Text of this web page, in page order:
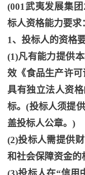
(001武夷发展集
标人资格能力要求
1、投标人的资格
(1)凡有能力提供
效《食品生产许
具有独立法人资
标。(投标人须提
盖投标人公章。)
(2)投标人需提供
和社会保障资金的